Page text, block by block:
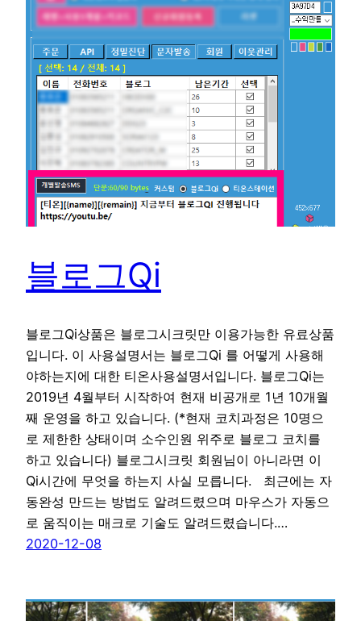
블로그Qi
블로그Qi상품은 블로그시크릿만 이용가능한 유료상품
입니다. 이 사용설명서는 블로그Qi 를 어떻게 사용해
야하는지에 대한 티온사용설명서입니다. 블로그Qi는
2019년 4월부터 시작하여 현재 비공개로 1년 10개월
째 운영을 하고 있습니다. (*현재 코치과정은 10명으
로 제한한 상태이며 소수인원 위주로 블로그 코치를
하고 있습니다) 블로그시크릿 회원님이 아니라면 이
Qi시간에 무엇을 하는지 사실 모릅니다. 최근에는 자
동완성 만드는 방법도 알려드렸으며 마우스가 자동으
로 움직이는 매크로 기술도 알려드렸습니다.…
2020-12-08